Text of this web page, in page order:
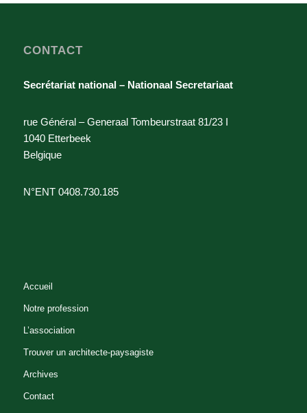
CONTACT
Secrétariat national – Nationaal Secretariaat
rue Général – Generaal Tombeurstraat 81/23 I
1040 Etterbeek
Belgique
N°ENT 0408.730.185
Accueil
Notre profession
L’association
Trouver un architecte-paysagiste
Archives
Contact